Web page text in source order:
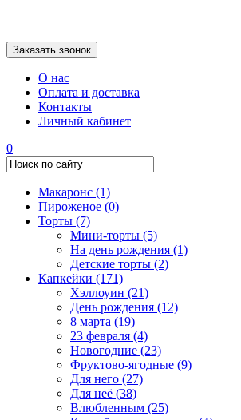
Заказать звонок
О нас
Оплата и доставка
Контакты
Личный кабинет
0
Макаронс (1)
Пироженое (0)
Торты (7)
Мини-торты (5)
На день рождения (1)
Детские торты (2)
Капкейки (171)
Хэллоуин (21)
День рождения (12)
8 марта (19)
23 февраля (4)
Новогодние (23)
Фруктово-ягодные (9)
Для него (27)
Для неё (38)
Влюбленным (25)